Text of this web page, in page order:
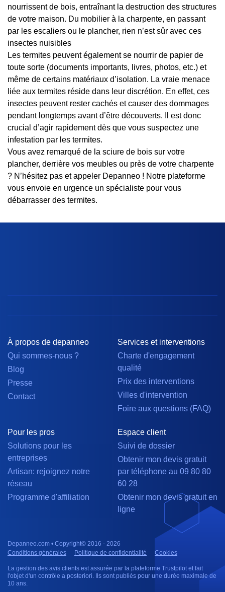
nourrissent de bois, entraînant la destruction des structures
de votre maison. Du mobilier à la charpente, en passant
par les escaliers ou le plancher, rien n’est sûr avec ces
insectes nuisibles
Les termites peuvent également se nourrir de papier de
toute sorte (documents importants, livres, photos, etc.) et
même de certains matériaux d’isolation. La vraie menace
liée aux termites réside dans leur discrétion. En effet, ces
insectes peuvent rester cachés et causer des dommages
pendant longtemps avant d’être découverts. Il est donc
crucial d’agir rapidement dès que vous suspectez une
infestation par les termites.
Vous avez remarqué de la sciure de bois sur votre
plancher, derrière vos meubles ou près de votre charpente
? N’hésitez pas et appeler Depanneo ! Notre plateforme
vous envoie en urgence un spécialiste pour vous
débarrasser des termites.
À propos de depanneo
Qui sommes-nous ?
Blog
Presse
Contact
Services et interventions
Charte d'engagement
qualité
Prix des interventions
Villes d'intervention
Foire aux questions (FAQ)
Pour les pros
Solutions pour les
entreprises
Artisan: rejoignez notre
réseau
Programme d'affiliation
Espace client
Suivi de dossier
Obtenir mon devis gratuit
par téléphone au 09 80 80
60 28
Obtenir mon devis gratuit en
ligne
Depanneo.com • Copyright© 2016 - 2026
Conditions générales
Politique de confidentialité Cookies
La gestion des avis clients est assurée par la plateforme Trustpilot et fait
l'objet d'un contrôle a posteriori. Ils sont publiés pour une durée maximale de
10 ans.